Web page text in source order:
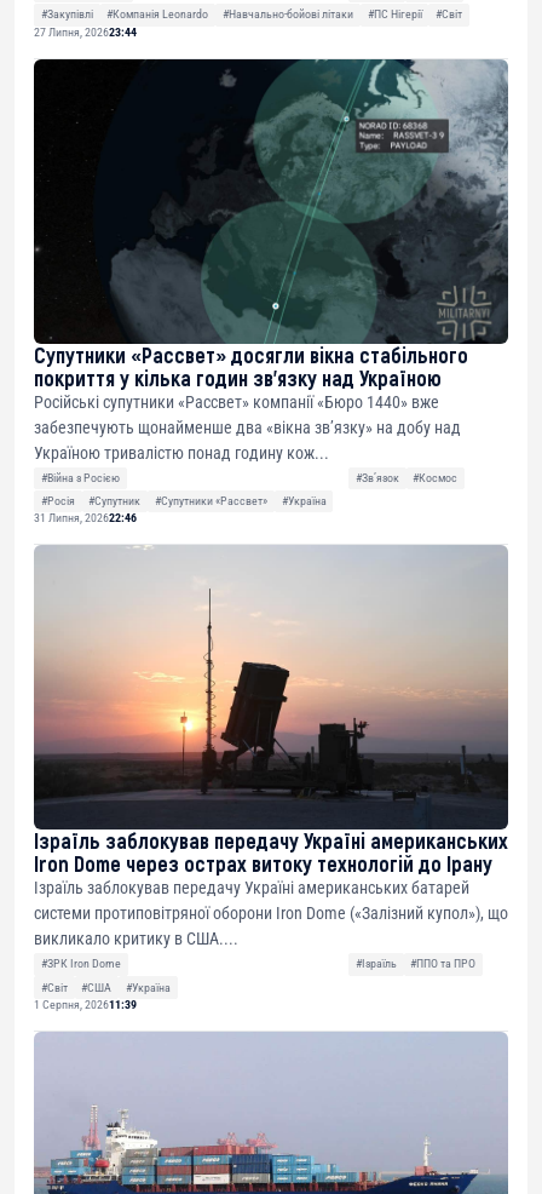
#Закупівлі #Компанія Leonardo #Навчально-бойові літаки #ПС Нігерії
#Світ
27 Липня, 202623:44
Супутники «Рассвет» досягли вікна стабільного
покриття у кілька годин зв’язку над Україною
Російські супутники «Рассвет» компанії «Бюро 1440» вже
забезпечують щонайменше два «вікна зв’язку» на добу над
Україною тривалістю понад годину кож...
#Війна з Росією #Звʼязок
#Космос
#Росія
#Супутник #Супутники «Рассвет»
#Україна
31 Липня, 202622:46
Ізраїль заблокував передачу Україні американських
Iron Dome через острах витоку технологій до Ірану
Ізраїль заблокував передачу Україні американських батарей
системи протиповітряної оборони Iron Dome («Залізний купол»), що
викликало критику в США....
#ЗРК Iron Dome #Ізраїль
#ППО та ПРО
#Світ
#США
#Україна
1 Серпня, 202611:39